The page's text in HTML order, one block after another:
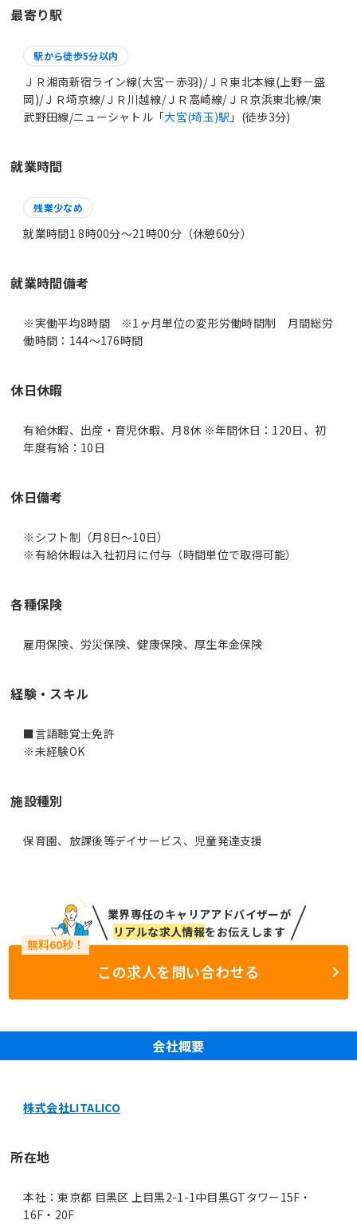
最寄り駅
駅から徒歩5分以内
ＪＲ湘南新宿ライン線(大宮－赤羽)/ＪＲ東北本線(上野－盛
岡)/ＪＲ埼京線/ＪＲ川越線/ＪＲ高崎線/ＪＲ京浜東北線/東
武野田線/ニューシャトル「大宮(埼玉)駅 」(徒歩3分)
就業時間
残業少なめ
就業時間1 8時00分〜21時00分（休憩60分）
就業時間備考
※実働平均8時間 ※1ヶ月単位の変形労働時間制 月間総労
休日休暇
有給休暇、出産・育児休暇、月8休 ※年間休日：120日、初
年度有給：10日
休日備考
※シフト制（月8日～10日）
※有給休暇は入社初月に付与（時間単位で取得可能）
各種保険
雇用保険、労災保険、健康保険、厚生年金保険
経験・スキル
■言語聴覚士免許
※未経験OK
施設種別
保育園、放課後等デイサービス、児童発達支援
業界専任のキャリアアドバイザーが
リアルな求人情報をお伝えします
この求人を問い合わせる
会社概要
株式会社LITALICO
所在地
本社：東京都 目黒区 上目黒2-1-1中目黒GTタワー15F・
16F・20F